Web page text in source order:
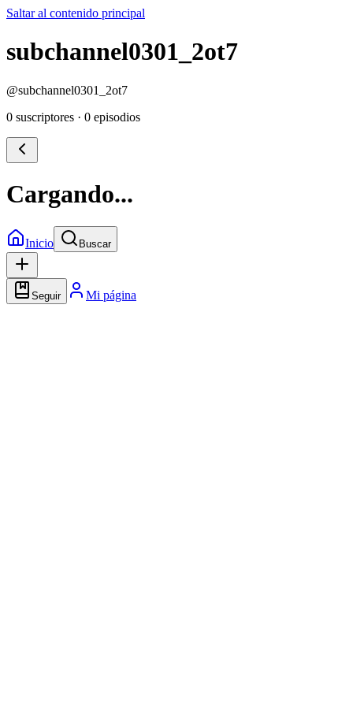
Saltar al contenido principal
subchannel0301_2ot7
@subchannel0301_2ot7
0 suscriptores · 0 episodios
Cargando...
Inicio Buscar
Seguir Mi página